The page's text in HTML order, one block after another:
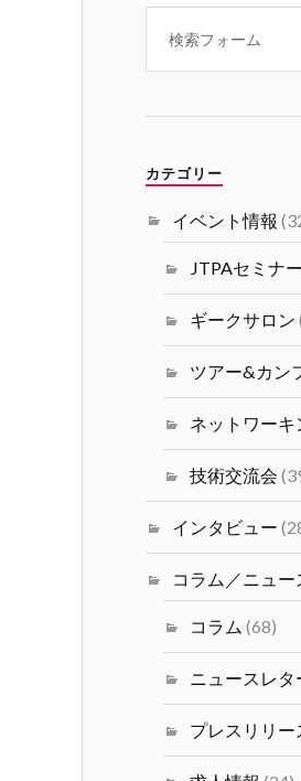
JTPA@シリ
1/31
コンバレー
塩井宏亮氏
ア最前線で
ンティスト
#シリコン
JTPA@シリ
ニアコミュニ
2024年度（
流会 2/1(土
Francisco主
れます。
ミュニ
海外大学院
カテゴリー
イベント情報
JTPAセミナー
ギークサロン
ツアー&カン
ネットワーキ
技術交流会
インタビュー
コラム／ニュ
コラム (68)
ニュースレタ
プレスリリー